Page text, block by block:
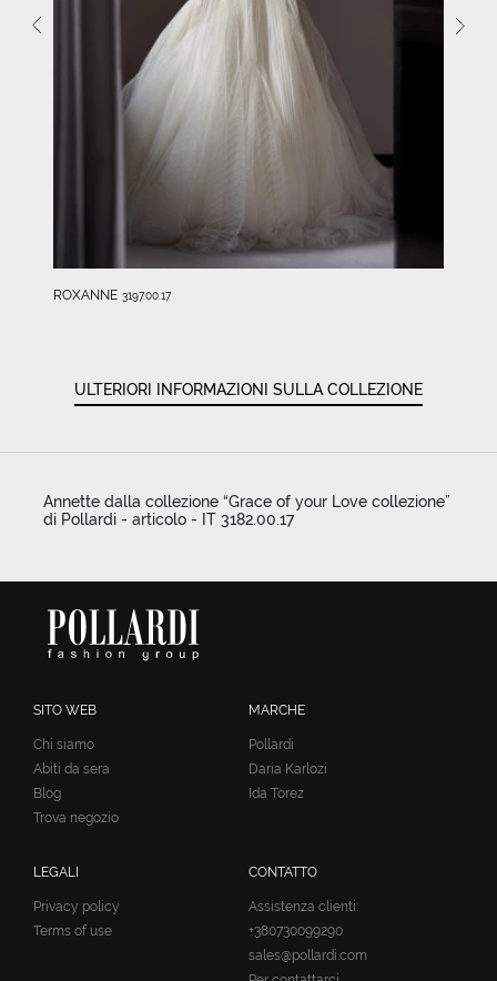
ROXANNE 3197.00.17
ULTERIORI INFORMAZIONI SULLA COLLEZIONE
Annette dalla collezione “Grace of your Love collezione”
di Pollardi - articolo - IT 3182.00.17
SITO WEB
Chi siamo
Abiti da sera
Blog
Trova negozio
MARCHE
Pollardi
Daria Karlozi
Ida Torez
LEGALI
Privacy policy
Terms of use
CONTATTO
Assistenza clienti:
+380730099290
sales@pollardi.com